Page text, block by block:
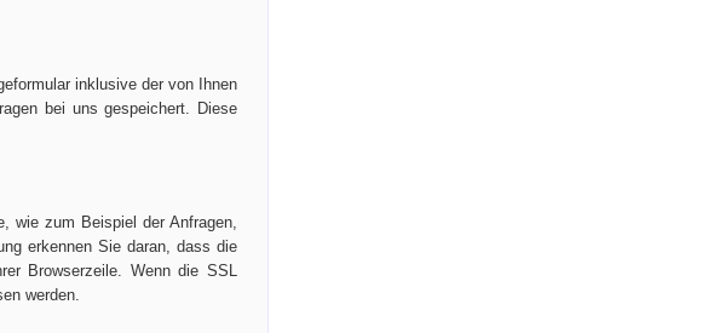
inklusive der von Ihnen
bei uns gespeichert. Diese
wie zum Beispiel der Anfragen,
erkennen Sie daran, dass die
Browserzeile. Wenn die SSL
werden.